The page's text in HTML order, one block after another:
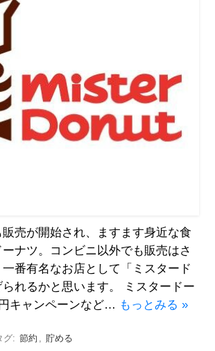
売が開始され、ますます身近な食
ナツ。コンビニ以外でも販売はさ
番有名なお店として「ミスタード
れるかと思います。 ミスタードー
キャンペーンなど… もっとみる »
グ: 節約 貯める